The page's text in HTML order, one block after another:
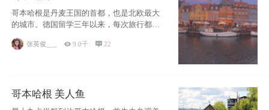
哥本哈根是丹麦王国的首都，也是北欧最大
的城市。德国留学三年以来，每次旅行都是
张英俊___ 9.0千 22
哥本哈根 美人鱼